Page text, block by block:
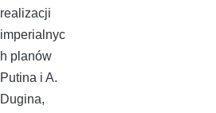
realizacji
imperialnyc
h planów
Putina i A.
Dugina,